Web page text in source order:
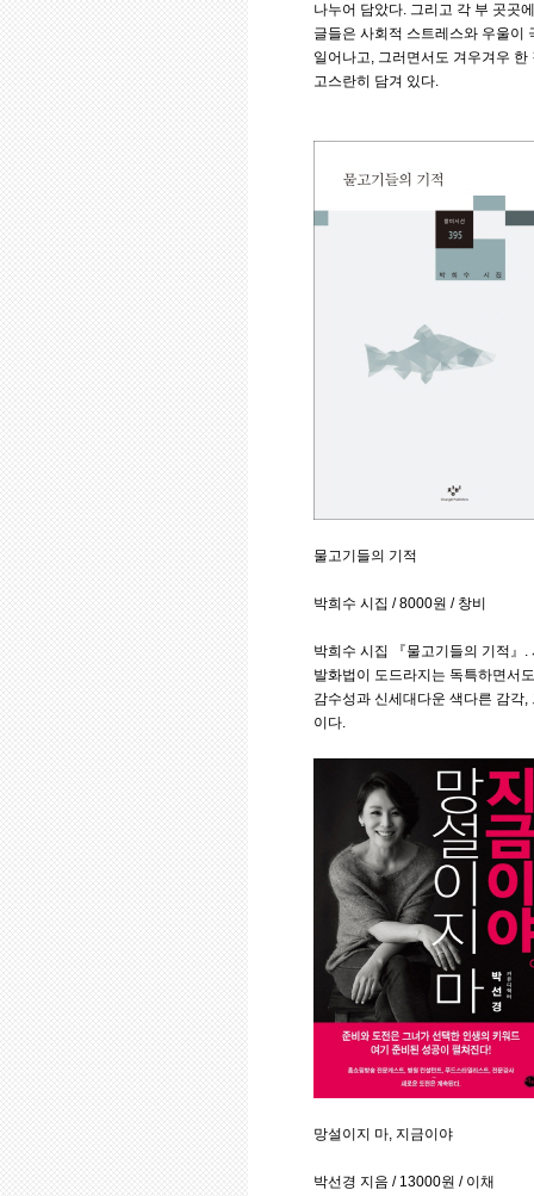
나누어 담았다. 그리고 각 부 곳곳
글들은 사회적 스트레스와 우울이
일어나고, 그러면서도 겨우겨우
고스란히 담겨 있다.
물고기들의 기적
박희수 시집 / 8000원 / 창비
박희수 시집 『물고기들의 기적』
발화법이 도드라지는 독특하면서
감수성과 신세대다운 색다른 감각
이다.
망설이지 마, 지금이야
박선경 지음 / 13000원 / 이채